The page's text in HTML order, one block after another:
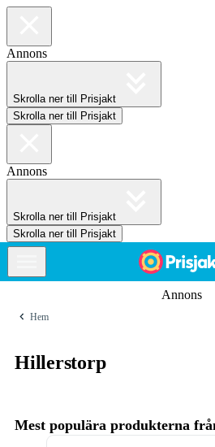
Annons
Skrolla ner till Prisjakt
Skrolla ner till Prisjakt
Annons
Skrolla ner till Prisjakt
Skrolla ner till Prisjakt
Annons
Hem
Hillerstorp
Mest populära produkterna